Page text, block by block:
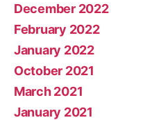
December 2022
February 2022
January 2022
October 2021
March 2021
January 2021